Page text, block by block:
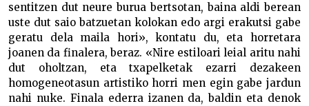
sentitzen dut neure burua bertsotan, baina aldi berean
uste dut saio batzuetan kolokan edo argi erakutsi gabe
geratu dela maila hori», kontatu du, eta horretara
joanen da finalera, beraz. «Nire estiloari leial aritu nahi
dut oholtzan, eta txapelketak ezarri dezakeen
homogeneotasun artistiko horri men egin gabe jardun
nahi nuke. Finala ederra izanen da, baldin eta denok